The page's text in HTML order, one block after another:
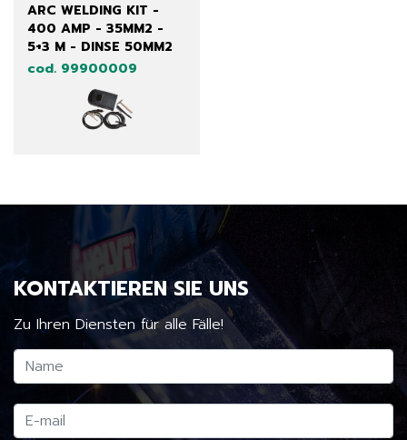
ARC WELDING KIT -
400 AMP - 35MM2 -
5+3 M - DINSE 50MM2
cod. 99900009
KONTAKTIEREN SIE UNS
Zu Ihren Diensten für alle Fälle!